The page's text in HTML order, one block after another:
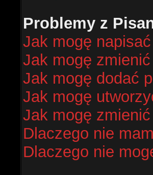
Problemy z
Jak mogę
Jak mogę
Jak mogę dodać
Jak mogę
Jak mogę
Dlaczego nie
Dlaczego nie